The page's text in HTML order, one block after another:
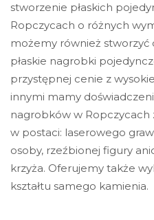
stworzenie płaskich
Ropczycach o różnych
możemy również stworzyć
płaskie nagrobki
przystępnej cenie z
innymi mamy
nagrobków w Ropczycach
w postaci: laserowego
osoby, rzeźbionej figury
krzyża. Oferujemy także
kształtu samego kamienia.